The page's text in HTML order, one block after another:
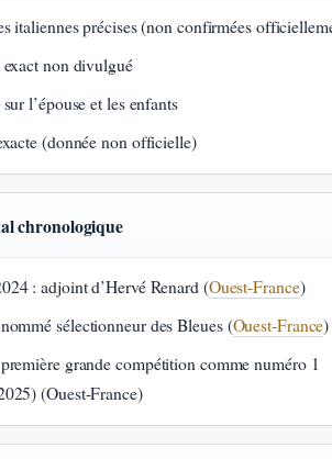
italiennes précises (non confirmées
exact non divulgué
l’épouse et les enfants
(donnée non officielle)
chronologique
: adjoint d’Hervé Renard (Ouest-France)
sélectionneur des Bleues (Ouest-France)
grande compétition comme numéro 1
(Ouest-France)